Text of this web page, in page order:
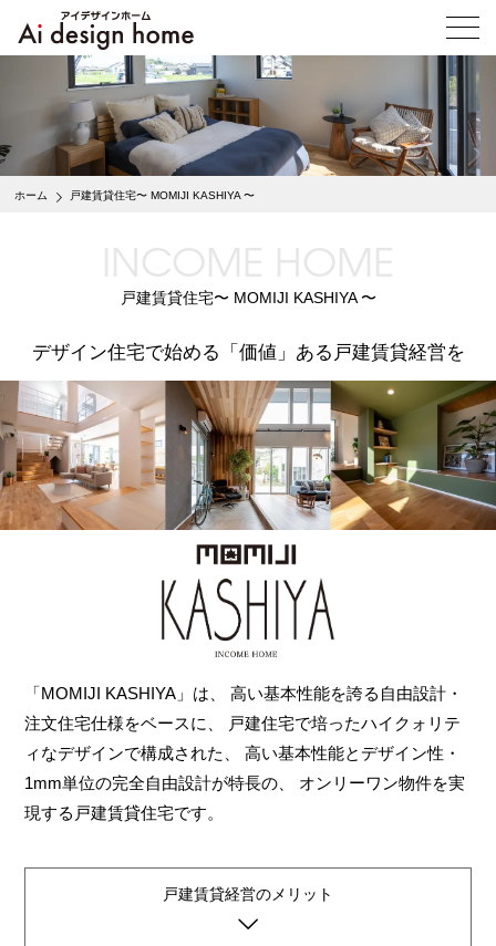
メ
ニ
ュ
ー
を
開
ホーム 戸建賃貸住宅〜 MOMIJI KASHIYA 〜
INCOME HOME
戸建賃貸住宅〜 MOMIJI KASHIYA 〜
デザイン住宅で始める「価値」ある戸建賃貸経営を
「MOMIJI KASHIYA」は、
高い基本性能を誇る自由設計・
注文住宅仕様をベースに、
戸建住宅で培ったハイクォリテ
ィなデザインで構成された、
高い基本性能とデザイン性・
1mm単位の完全自由設計が特長の、
オンリーワン物件を実
現する戸建賃貸住宅です。
戸建賃貸経営のメリット